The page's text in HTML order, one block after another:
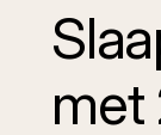
met